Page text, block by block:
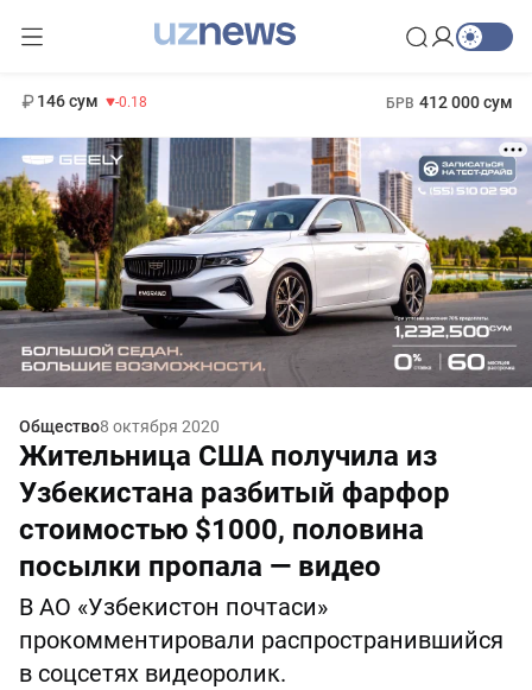
146 сум -0.18 БРВ 412 000 сум
Общество8 октября 2020
Жительница США получила из
Узбекистана разбитый фарфор
стоимостью $1000, половина
посылки пропала — видео
В АО «Узбекистон почтаси»
прокомментировали распространившийся
в соцсетях видеоролик.